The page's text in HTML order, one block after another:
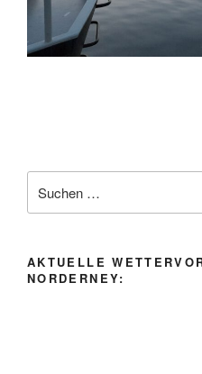
nach:
AKTUELLE
NORDERNEY: